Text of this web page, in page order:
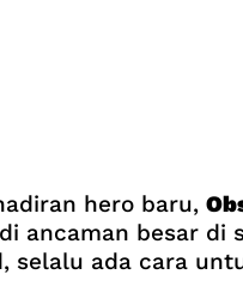
hero baru,
ancaman besar
selalu ada cara